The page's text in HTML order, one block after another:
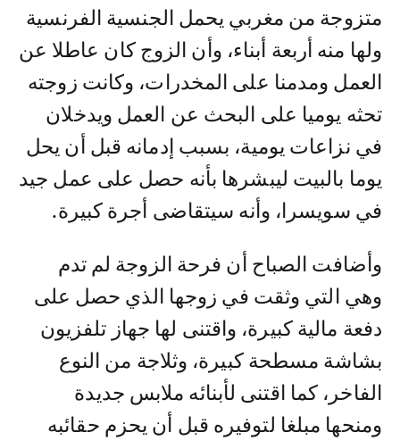
متزوجة من مغربي يحمل الجنسية الفرنسية
ولها منه أربعة أبناء، وأن الزوج كان عاطلا عن
العمل ومدمنا على المخدرات، وكانت زوجته
تحثه يوميا على البحث عن العمل ويدخلان
في نزاعات يومية، بسبب إدمانه قبل أن يحل
يوما بالبيت ليبشرها بأنه حصل على عمل جيد
في سويسرا، وأنه سيتقاضى أجرة كبيرة.
وأضافت الصباح أن فرحة الزوجة لم تدم
وهي التي وثقت في زوجها الذي حصل على
دفعة مالية كبيرة، واقتنى لها جهاز تلفزيون
بشاشة مسطحة كبيرة، وثلاجة من النوع
الفاخر، كما اقتنى لأبنائه ملابس جديدة
ومنحها مبلغا لتوفيره قبل أن يحزم حقائبه